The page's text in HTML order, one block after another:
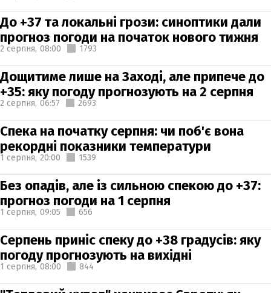
До +37 та локальні грози: синоптики дали
прогноз погоди на початок нового тижня
2 серпня, 08:00 1793
Дощитиме лише на Заході, але припече до
+35: яку погоду прогнозують на 2 серпня
2 серпня, 06:57 2693
Спека на початку серпня: чи поб'є вона
рекордні показники температури
1 серпня, 20:00 1539
Без опадів, але із сильною спекою до +37:
прогноз погоди на 1 серпня
1 серпня, 09:05 656
Серпень приніс спеку до +38 градусів: яку
погоду прогнозують на вихідні
1 серпня, 08:00 844